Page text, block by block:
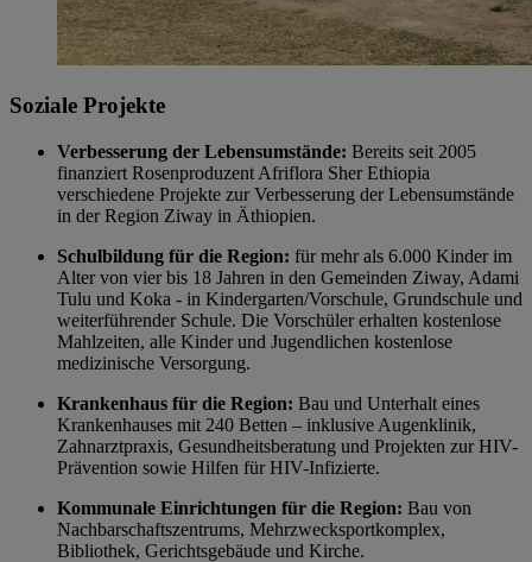
Soziale Projekte
Verbesserung der Lebensumstände: Bereits seit 2005
finanziert Rosenproduzent Afriflora Sher Ethiopia
verschiedene Projekte zur Verbesserung der Lebensumstände
in der Region Ziway in Äthiopien.
Schulbildung für die Region: für mehr als 6.000 Kinder im
Alter von vier bis 18 Jahren in den Gemeinden Ziway, Adami
Tulu und Koka - in Kindergarten/Vorschule, Grundschule und
weiterführender Schule. Die Vorschüler erhalten kostenlose
Mahlzeiten, alle Kinder und Jugendlichen kostenlose
medizinische Versorgung.
Krankenhaus für die Region: Bau und Unterhalt eines
Krankenhauses mit 240 Betten – inklusive Augenklinik,
Zahnarztpraxis, Gesundheitsberatung und Projekten zur HIV-
Prävention sowie Hilfen für HIV-Infizierte.
Kommunale Einrichtungen für die Region: Bau von
Nachbarschaftszentrums, Mehrzwecksportkomplex,
Bibliothek, Gerichtsgebäude und Kirche.